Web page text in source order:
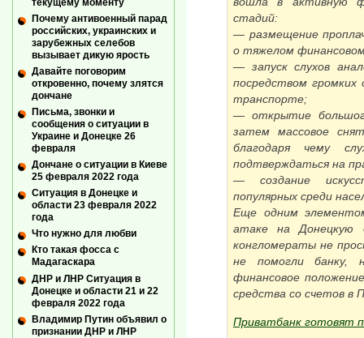
стадий:
— размещение
о тяжелом
— запуск слухов
посредством
транспорте;
— открытие
затем массовое
благодаря чему
подтверждаться на
— создание
популярных среди
Еще одним
атаке на Донецкую
конгломераты не
не помогли банку,
финансовое
средства со счетов в
Приватбанк готовят
текущему моменту
Почему антивоенный парад
российских, украинских и
зарубежных селебов
вызывает дикую ярость
Давайте поговорим
откровенно, почему злятся
дончане
Письма, звонки и
сообщения о ситуации в
Украине и Донецке 26
февраля
Дончане о ситуации в Киеве
25 февраля 2022 года
Ситуация в Донецке и
области 23 февраля 2022
года
Что нужно для любви
Кто такая фосса с
Мадагаскара
ДНР и ЛНР Ситуация в
Донецке и области 21 и 22
февраля 2022 года
Владимир Путин объявил о
признании ДНР и ЛНР